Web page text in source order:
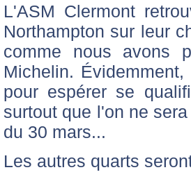
L'ASM Clermont
Northampton sur leur
comme nous avons
Michelin.
pour espérer se
surtout que l'on ne
du 30 mars...
Les autres quarts